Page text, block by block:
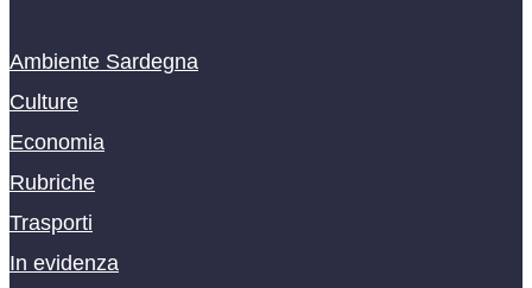
Ambiente Sardegna
Culture
Economia
Rubriche
Trasporti
In evidenza